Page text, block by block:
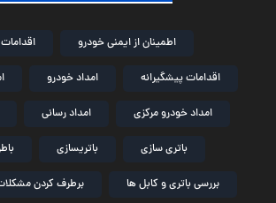
اطمینان از ایمنی خودرو
اقدامات پیشگیرانه امداد خودرو
امداد خودرو مرکزی امداد رسانی
باتری سازی باتریسازی
بررسی باتری و کابل ها برطرف کردن